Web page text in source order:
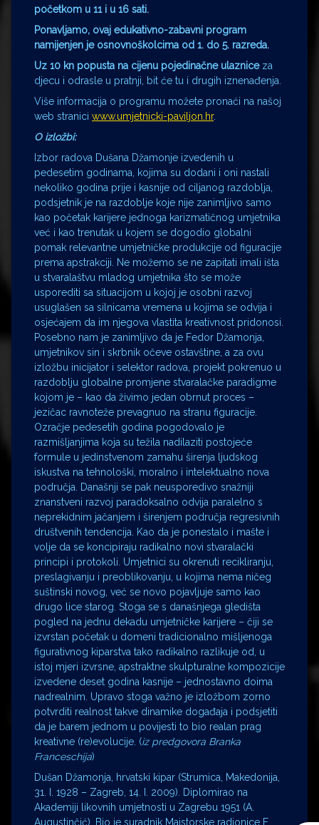
početkom u 11 i u 16 sati.
Ponavljamo, ovaj edukativno-zabavni program
namijenjen je osnovnoškolcima od 1. do 5. razreda.
Uz 10 kn popusta na cijenu pojedinačne ulaznice za
djecu i odrasle u pratnji, bit će tu i drugih iznenađenja.
Više informacija o programu možete pronaći na našoj
web stranici www.umjetnicki-paviljon.hr.
O izložbi:
Izbor radova Dušana Džamonje izvedenih u
pedesetim godinama, kojima su dodani i oni nastali
nekoliko godina prije i kasnije od ciljanog razdoblja,
podsjetnik je na razdoblje koje nije zanimljivo samo
kao početak karijere jednoga karizmatičnog umjetnika
već i kao trenutak u kojem se dogodio globalni
pomak relevantne umjetničke produkcije od figuracije
prema apstrakciji. Ne možemo se ne zapitati imali išta
u stvaralaštvu mladog umjetnika što se može
usporediti sa situacijom u kojoj je osobni razvoj
usuglašen sa silnicama vremena u kojima se odvija i
osjećajem da im njegova vlastita kreativnost pridonosi.
Posebno nam je zanimljivo da je Fedor Džamonja,
umjetnikov sin i skrbnik očeve ostavštine, a za ovu
izložbu inicijator i selektor radova, projekt pokrenuo u
razdoblju globalne promjene stvaralačke paradigme
kojom je – kao da živimo jedan obrnut proces –
jezičac ravnoteže prevagnuo na stranu figuracije.
Ozračje pedesetih godina pogodovalo je
razmišljanjima koja su težila nadilaziti postojeće
formule u jedinstvenom zamahu širenja ljudskog
iskustva na tehnološki, moralno i intelektualno nova
područja. Današnji se pak neusporedivo snažniji
znanstveni razvoj paradoksalno odvija paralelno s
neprekidnim jačanjem i širenjem područja regresivnih
društvenih tendencija. Kao da je ponestalo i mašte i
volje da se koncipiraju radikalno novi stvaralački
principi i protokoli. Umjetnici su okrenuti recikliranju,
preslagivanju i preoblikovanju, u kojima nema ničeg
suštinski novog, već se novo pojavljuje samo kao
drugo lice starog. Stoga se s današnjega gledišta
pogled na jednu dekadu umjetničke karijere – čiji se
izvrstan početak u domeni tradicionalno mišljenoga
figurativnog kiparstva tako radikalno razlikuje od, u
istoj mjeri izvrsne, apstraktne skulpturalne kompozicije
izvedene deset godina kasnije – jednostavno doima
nadrealnim. Upravo stoga važno je izložbom zorno
potvrditi realnost takve dinamike događaja i podsjetiti
da je barem jednom u povijesti to bio realan prag
kreativne (re)evolucije. (iz predgovora Branka
Franceschija)
Dušan Džamonja, hrvatski kipar (Strumica, Makedonija,
31. I. 1928 – Zagreb, 14. I. 2009). Diplomirao na
Akademiji likovnih umjetnosti u Zagrebu 1951 (A.
Augustinčić). Bio je suradnik Majstorske radionice F.